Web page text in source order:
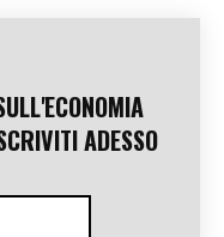
ADESSO